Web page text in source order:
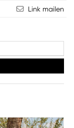
Link mailen